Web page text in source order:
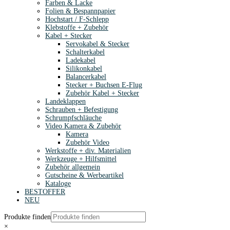
Farben & Lacke
Folien & Bespannpapier
Hochstart / F-Schlepp
Klebstoffe + Zubehör
Kabel + Stecker
Servokabel & Stecker
Schalterkabel
Ladekabel
Silikonkabel
Balancerkabel
Stecker + Buchsen E-Flug
Zubehör Kabel + Stecker
Landeklappen
Schrauben + Befestigung
Schrumpfschläuche
Video Kamera & Zubehör
Kamera
Zubehör Video
Werkstoffe + div. Materialien
Werkzeuge + Hilfsmittel
Zubehör allgemein
Gutscheine & Werbeartikel
Kataloge
BESTOFFER
NEU
Produkte finden
×